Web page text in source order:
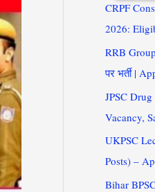
CRPF
2026:
RRB
पर भर्ती |
JPSC
Vacancy,
UKPSC
Posts) –
Bihar